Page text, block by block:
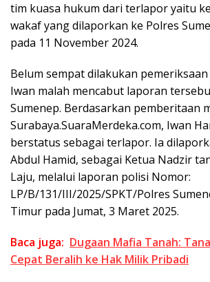
tim kuasa hukum dari terlapor yaitu
wakaf yang dilaporkan ke Polres
pada 11 November 2024.
Belum sempat dilakukan
Iwan malah mencabut laporan
Sumenep. Berdasarkan pemberitaan
Surabaya.SuaraMerdeka.com, Iwan
berstatus sebagai terlapor. Ia
Abdul Hamid, sebagai Ketua Nadzir
Laju, melalui laporan polisi Nomor:
LP/B/131/III/2025/SPKT/Polres
Timur pada Jumat, 3 Maret 2025.
Baca juga: Dugaan Mafia Tanah:
Cepat Beralih ke Hak Milik Pribadi